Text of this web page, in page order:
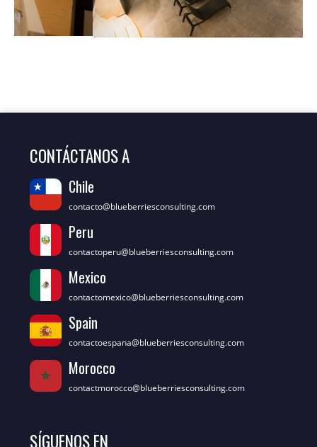
Resumen XVIII Seminario
Internacional de Blueberries
Blueberries México 2021
Blueberries México 2019
XVI Seminario Internacional
Blueberries México 2019
Video resumen XV Seminario
2019
Video resumen XIV Seminario
Internacional Blueberries Chile
Blueberries España 2018
CONTÁCTANOS A
Chile
contacto@blueberriesconsulting.com
Peru
contactoperu@blueberriesconsulting.com
Mexico
contactomexico@blueberriesconsulting.com
Spain
contactoespana@blueberriesconsulting.com
Morocco
contactmorocco@blueberriesconsulting.com
SÍGUENOS EN